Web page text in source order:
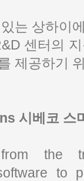
는 상하이
센터의
제공하기
시베코 스
the
to